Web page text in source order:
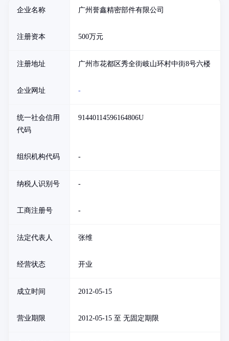
企业名称 广州誉鑫精密部件有限公司
注册资本 500万元
注册地址 广州市花都区秀全街岐山环村中街8号六楼
企业网址 -
统一社会信用
代码
91440114596164806U
组织机构代码 -
纳税人识别号 -
工商注册号 -
法定代表人 张维
经营状态 开业
成立时间 2012-05-15
营业期限 2012-05-15 至 无固定期限